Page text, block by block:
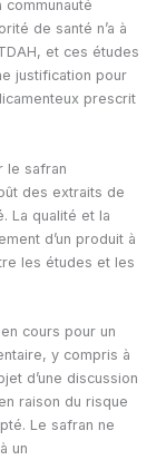
communauté
de santé n’a à
et ces études
justification pour
prescrit
le safran
des extraits de
La qualité et la
d’un produit à
les études et les
cours pour un
y compris à
d’une discussion
raison du risque
Le safran ne
un